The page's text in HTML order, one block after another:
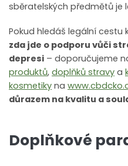
sběratelských předmětů je
Pokud hledáš legální cestu
zda jde o podporu vůči
depresi – doporučujeme
produktů, doplňků stravy a
kosmetiky na
důrazem na kvalitu a
Doplňkové